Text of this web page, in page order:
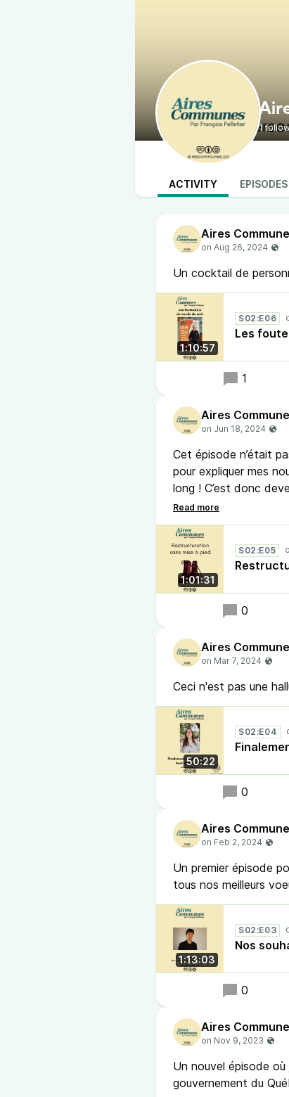
1
ACTIVITY EPISODES
Aires
Un cocktail de
1:10:57
S02:E06
Les
1
Aires
Cet épisode n’était
pour expliquer mes
long ! C’est donc
d’une seule prise,
édité !
1:01:31
S02:E05
0
Aires
Ceci n'est pas une
50:22
S02:E04
0
Aires
Un premier épisode
tous nos meilleurs
1:13:03
S02:E03
Nos
0
Aires
Un nouvel épisode
gouvernement du